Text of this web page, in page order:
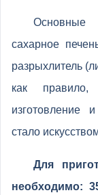
Основные
сахарное
разрыхлитель
как правило,
изготовление
стало
Для
необходимо: